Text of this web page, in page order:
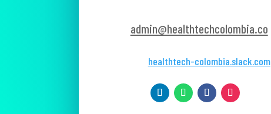
admin@healthtechcolombia.co
healthtech-colombia.slack.com